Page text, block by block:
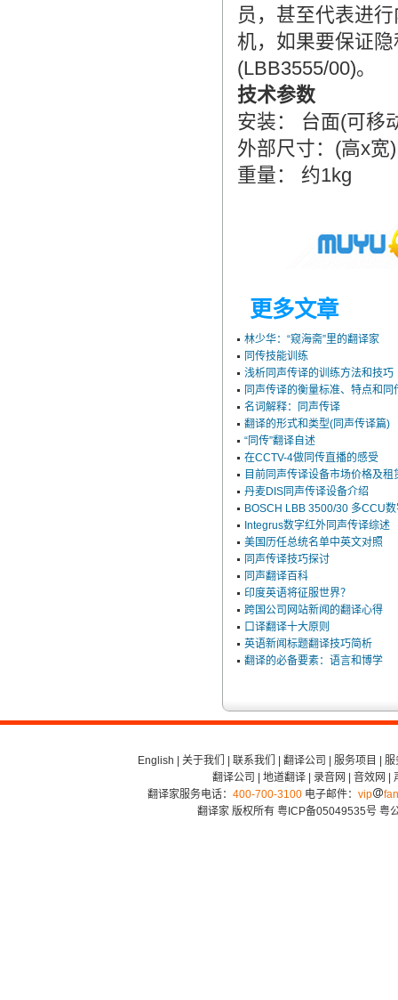
员，甚至代表进
机，如果要保证
(LBB3555/00)。
技术参数
安装： 台面(可移
外部尺寸：(高x宽
重量： 约1kg
更多文章
林少华：“窥海斋”里的翻译家
同传技能训练
浅析同声传译的训练方法和技巧
同声传译的衡量标准、特点和
名词解释：同声传译
翻译的形式和类型(同声传译篇)
“同传”翻译自述
在CCTV-4做同传直播的感受
目前同声传译设备市场价格及租
丹麦DIS同声传译设备介绍
BOSCH LBB 3500/30 多CCU
Integrus数字红外同声传译综述
美国历任总统名单中英文对照
同声传译技巧探讨
同声翻译百科
印度英语将征服世界？
跨国公司网站新闻的翻译心得
口译翻译十大原则
英语新闻标题翻译技巧简析
翻译的必备要素：语言和博学
English 关于我们 联系我们 翻译公司 服务项目
服
翻译公司
地道翻译| 录音网 音效网
翻译家服务电话： 400-700-3100电子邮件： vip
翻译家 版权所有 粤ICP备05049535号 粤